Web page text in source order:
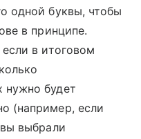
одной буквы, чтобы
в принципе.
в итоговом
нужно будет
(например, если
выбрали